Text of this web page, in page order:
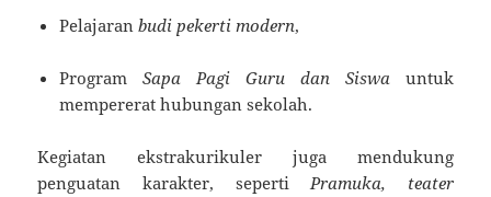
Pelajaranbudi pekerti modern,
ProgramSapa Pagi Guru dan Siswauntuk
mempererat hubungan sekolah.
Kegiatan ekstrakurikuler juga mendukung
penguatan karakter, sepertiPramuka, teater